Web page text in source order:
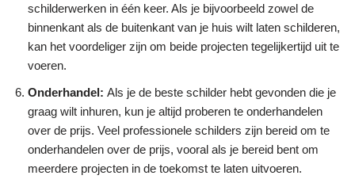
schilderwerken in één keer. Als je bijvoorbeeld zowel de
binnenkant als de buitenkant van je huis wilt laten schilderen,
kan het voordeliger zijn om beide projecten tegelijkertijd uit te
voeren.
Onderhandel: Als je de beste schilder hebt gevonden die je
graag wilt inhuren, kun je altijd proberen te onderhandelen
over de prijs. Veel professionele schilders zijn bereid om te
onderhandelen over de prijs, vooral als je bereid bent om
meerdere projecten in de toekomst te laten uitvoeren.